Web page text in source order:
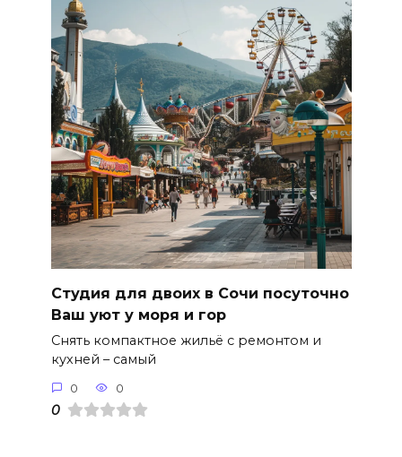
Студия для двоих в Сочи посуточно
Ваш уют у моря и гор
Снять компактное жильё с ремонтом и
кухней – самый
0 0
0